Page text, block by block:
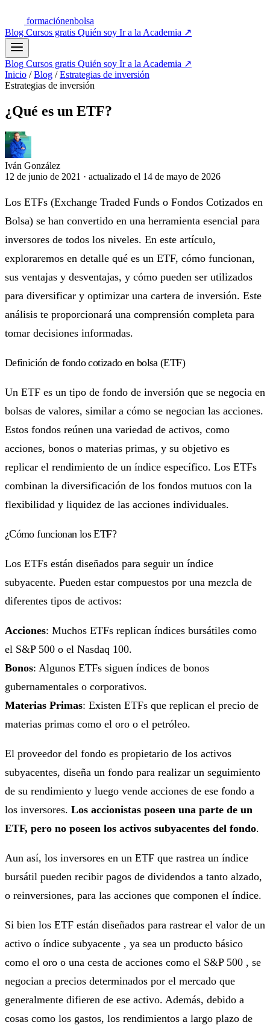
formaciónenbolsa
Blog Cursos gratis Quién soy Ir a la Academia ↗
Blog Cursos gratis Quién soy Ir a la Academia ↗
Inicio / Blog / Estrategias de inversión
Estrategias de inversión
¿Qué es un ETF?
Iván González
12 de junio de 2021 · actualizado el 14 de mayo de 2026
Los ETFs (Exchange Traded Funds o Fondos Cotizados en
Bolsa) se han convertido en una herramienta esencial para
inversores de todos los niveles. En este artículo,
exploraremos en detalle qué es un ETF, cómo funcionan,
sus ventajas y desventajas, y cómo pueden ser utilizados
para diversificar y optimizar una cartera de inversión. Este
análisis te proporcionará una comprensión completa para
tomar decisiones informadas.
Definición de fondo cotizado en bolsa (ETF)
Un ETF es un tipo de fondo de inversión que se negocia en
bolsas de valores, similar a cómo se negocian las acciones.
Estos fondos reúnen una variedad de activos, como
acciones, bonos o materias primas, y su objetivo es
replicar el rendimiento de un índice específico. Los ETFs
combinan la diversificación de los fondos mutuos con la
flexibilidad y liquidez de las acciones individuales.
¿Cómo funcionan los ETF?
Los ETFs están diseñados para seguir un índice
subyacente. Pueden estar compuestos por una mezcla de
diferentes tipos de activos:
Acciones: Muchos ETFs replican índices bursátiles como
el S&P 500 o el Nasdaq 100.
Bonos: Algunos ETFs siguen índices de bonos
gubernamentales o corporativos.
Materias Primas: Existen ETFs que replican el precio de
materias primas como el oro o el petróleo.
El proveedor del fondo es propietario de los activos
subyacentes, diseña un fondo para realizar un seguimiento
de su rendimiento y luego vende acciones de ese fondo a
los inversores. Los accionistas poseen una parte de un
ETF, pero no poseen los activos subyacentes del fondo.
Aun así, los inversores en un ETF que rastrea un índice
bursátil pueden recibir pagos de dividendos a tanto alzado,
o reinversiones, para las acciones que componen el índice.
Si bien los ETF están diseñados para rastrear el valor de un
activo o índice subyacente , ya sea un producto básico
como el oro o una cesta de acciones como el S&P 500 , se
negocian a precios determinados por el mercado que
generalmente difieren de ese activo. Además, debido a
cosas como los gastos, los rendimientos a largo plazo de